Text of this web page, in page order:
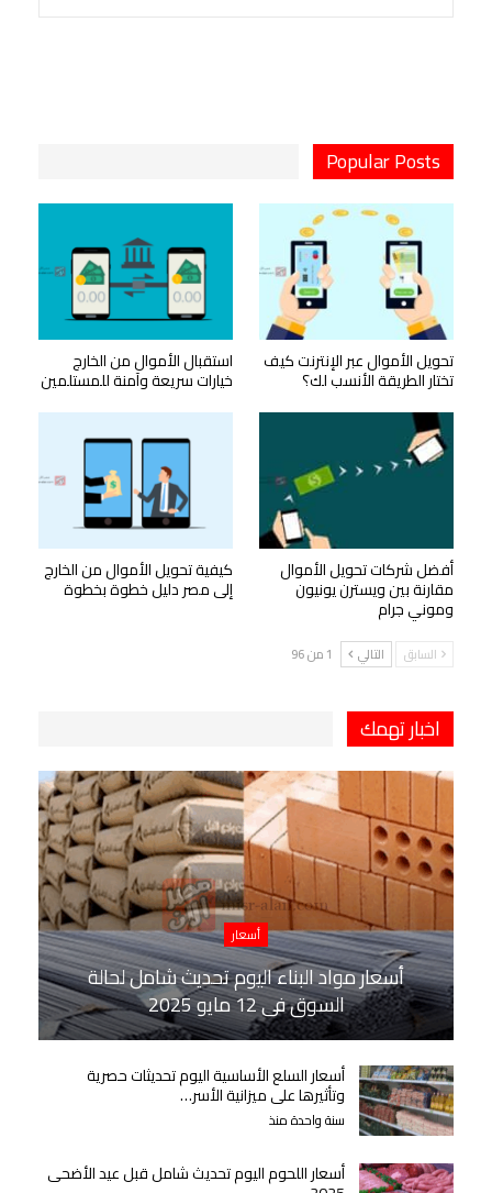
Popular Posts
تحويل الأموال عبر الإنترنت كيف
تختار الطريقة الأنسب لك؟
استقبال الأموال من الخارج
خيارات سريعة وآمنة للمستلمين
أفضل شركات تحويل الأموال
مقارنة بين ويسترن يونيون
وموني جرام
كيفية تحويل الأموال من الخارج
إلى مصر دليل خطوة بخطوة
السابق التالي 1 من 96
اخبار تهمك
أسعار
أسعار مواد البناء اليوم تحديث شامل لحالة
السوق في 12 مايو 2025
أسعار السلع الأساسية اليوم تحديثات حصرية
وتأثيرها على ميزانية الأسر…
سنة واحدة منذ
أسعار اللحوم اليوم تحديث شامل قبل عيد الأضحى